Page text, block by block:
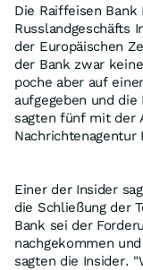
Die Raiffeisen
Russlandgeschäfts
der Europäischen
der Bank zwar
poche aber auf
aufgegeben und
sagten fünf mit der
Nachrichtenagentur
Einer der Insider
die Schließung der
Bank sei der
nachgekommen
sagten die Insider.